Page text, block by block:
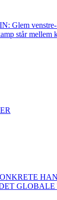
Glem
står mellem